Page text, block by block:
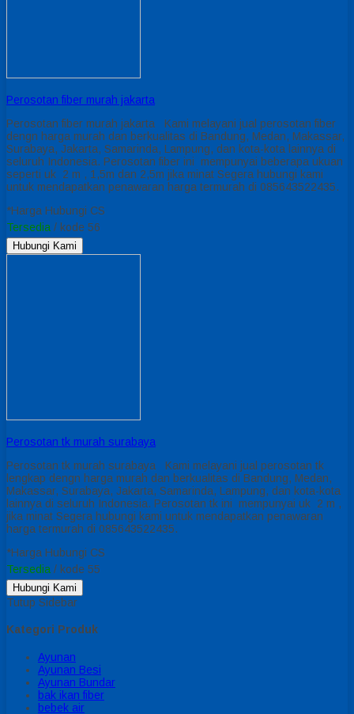
Perosotan fiber murah jakarta
Perosotan fiber murah jakarta Kami melayani jual perosotan fiber
dengn harga murah dan berkualitas di Bandung, Medan, Makassar,
Surabaya, Jakarta, Samarinda, Lampung, dan kota-kota lainnya di
seluruh Indonesia. Perosotan fiber ini mempunyai beberapa ukuan
seperti uk 2 m , 1,5m dan 2,5m jika minat Segera hubungi kami
untuk mendapatkan penawaran harga termurah di 085643522435.
*Harga Hubungi CS
Tersedia / kode 56
Hubungi Kami
Perosotan tk murah surabaya
Perosotan tk murah surabaya Kami melayani jual perosotan tk
lengkap dengn harga murah dan berkualitas di Bandung, Medan,
Makassar, Surabaya, Jakarta, Samarinda, Lampung, dan kota-kota
lainnya di seluruh Indonesia. Perosotan tk ini mempunyai uk 2 m ,
jika minat Segera hubungi kami untuk mendapatkan penawaran
harga termurah di 085643522435.
*Harga Hubungi CS
Tersedia / kode 55
Hubungi Kami
Tutup Sidebar
Kategori Produk
Ayunan
Ayunan Besi
Ayunan Bundar
bak ikan fiber
bebek air